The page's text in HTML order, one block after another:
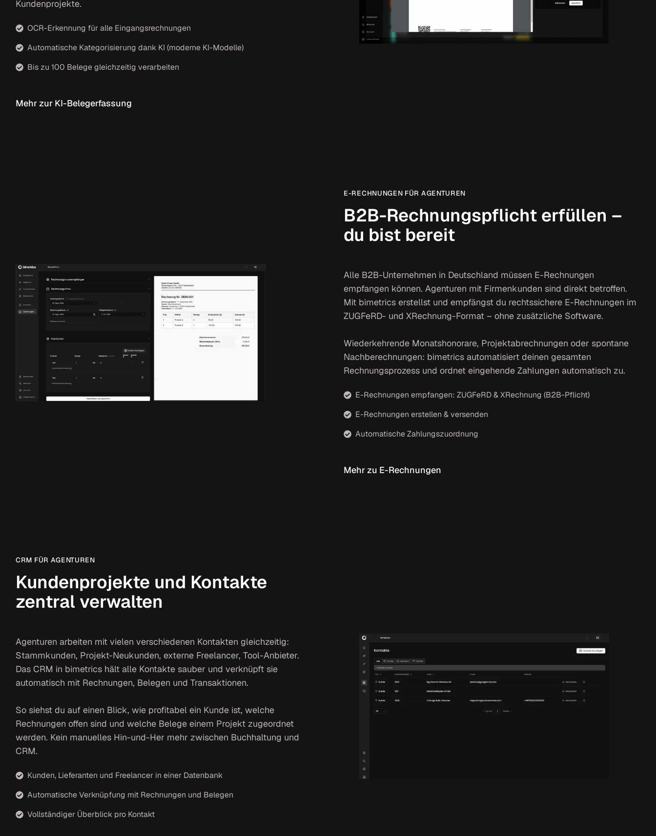
Kundenprojekte.
OCR-Erkennung für alle Eingangsrechnungen
Automatische Kategorisierung dank KI (moderne KI-Modelle)
Bis zu 100 Belege gleichzeitig verarbeiten
Mehr zur KI-Belegerfassung
E-RECHNUNGEN FÜR AGENTUREN
B2B-Rechnungspflicht erfüllen –
du bist bereit
Alle B2B-Unternehmen in Deutschland müssen E-Rechnungen
empfangen können. Agenturen mit Firmenkunden sind direkt betroffen.
Mit bimetrics erstellst und empfängst du rechtssichere E-Rechnungen im
ZUGFeRD- und XRechnung-Format – ohne zusätzliche Software.
Wiederkehrende Monatshonorare, Projektabrechnungen oder spontane
Nachberechnungen: bimetrics automatisiert deinen gesamten
Rechnungsprozess und ordnet eingehende Zahlungen automatisch zu.
E-Rechnungen empfangen: ZUGFeRD & XRechnung (B2B-Pflicht)
E-Rechnungen erstellen & versenden
Automatische Zahlungszuordnung
Mehr zu E-Rechnungen
CRM FÜR AGENTUREN
Kundenprojekte und Kontakte
zentral verwalten
Agenturen arbeiten mit vielen verschiedenen Kontakten gleichzeitig:
Stammkunden, Projekt-Neukunden, externe Freelancer, Tool-Anbieter.
Das CRM in bimetrics hält alle Kontakte sauber und verknüpft sie
automatisch mit Rechnungen, Belegen und Transaktionen.
So siehst du auf einen Blick, wie profitabel ein Kunde ist, welche
Rechnungen offen sind und welche Belege einem Projekt zugeordnet
werden. Kein manuelles Hin-und-Her mehr zwischen Buchhaltung und
CRM.
Kunden, Lieferanten und Freelancer in einer Datenbank
Automatische Verknüpfung mit Rechnungen und Belegen
Vollständiger Überblick pro Kontakt